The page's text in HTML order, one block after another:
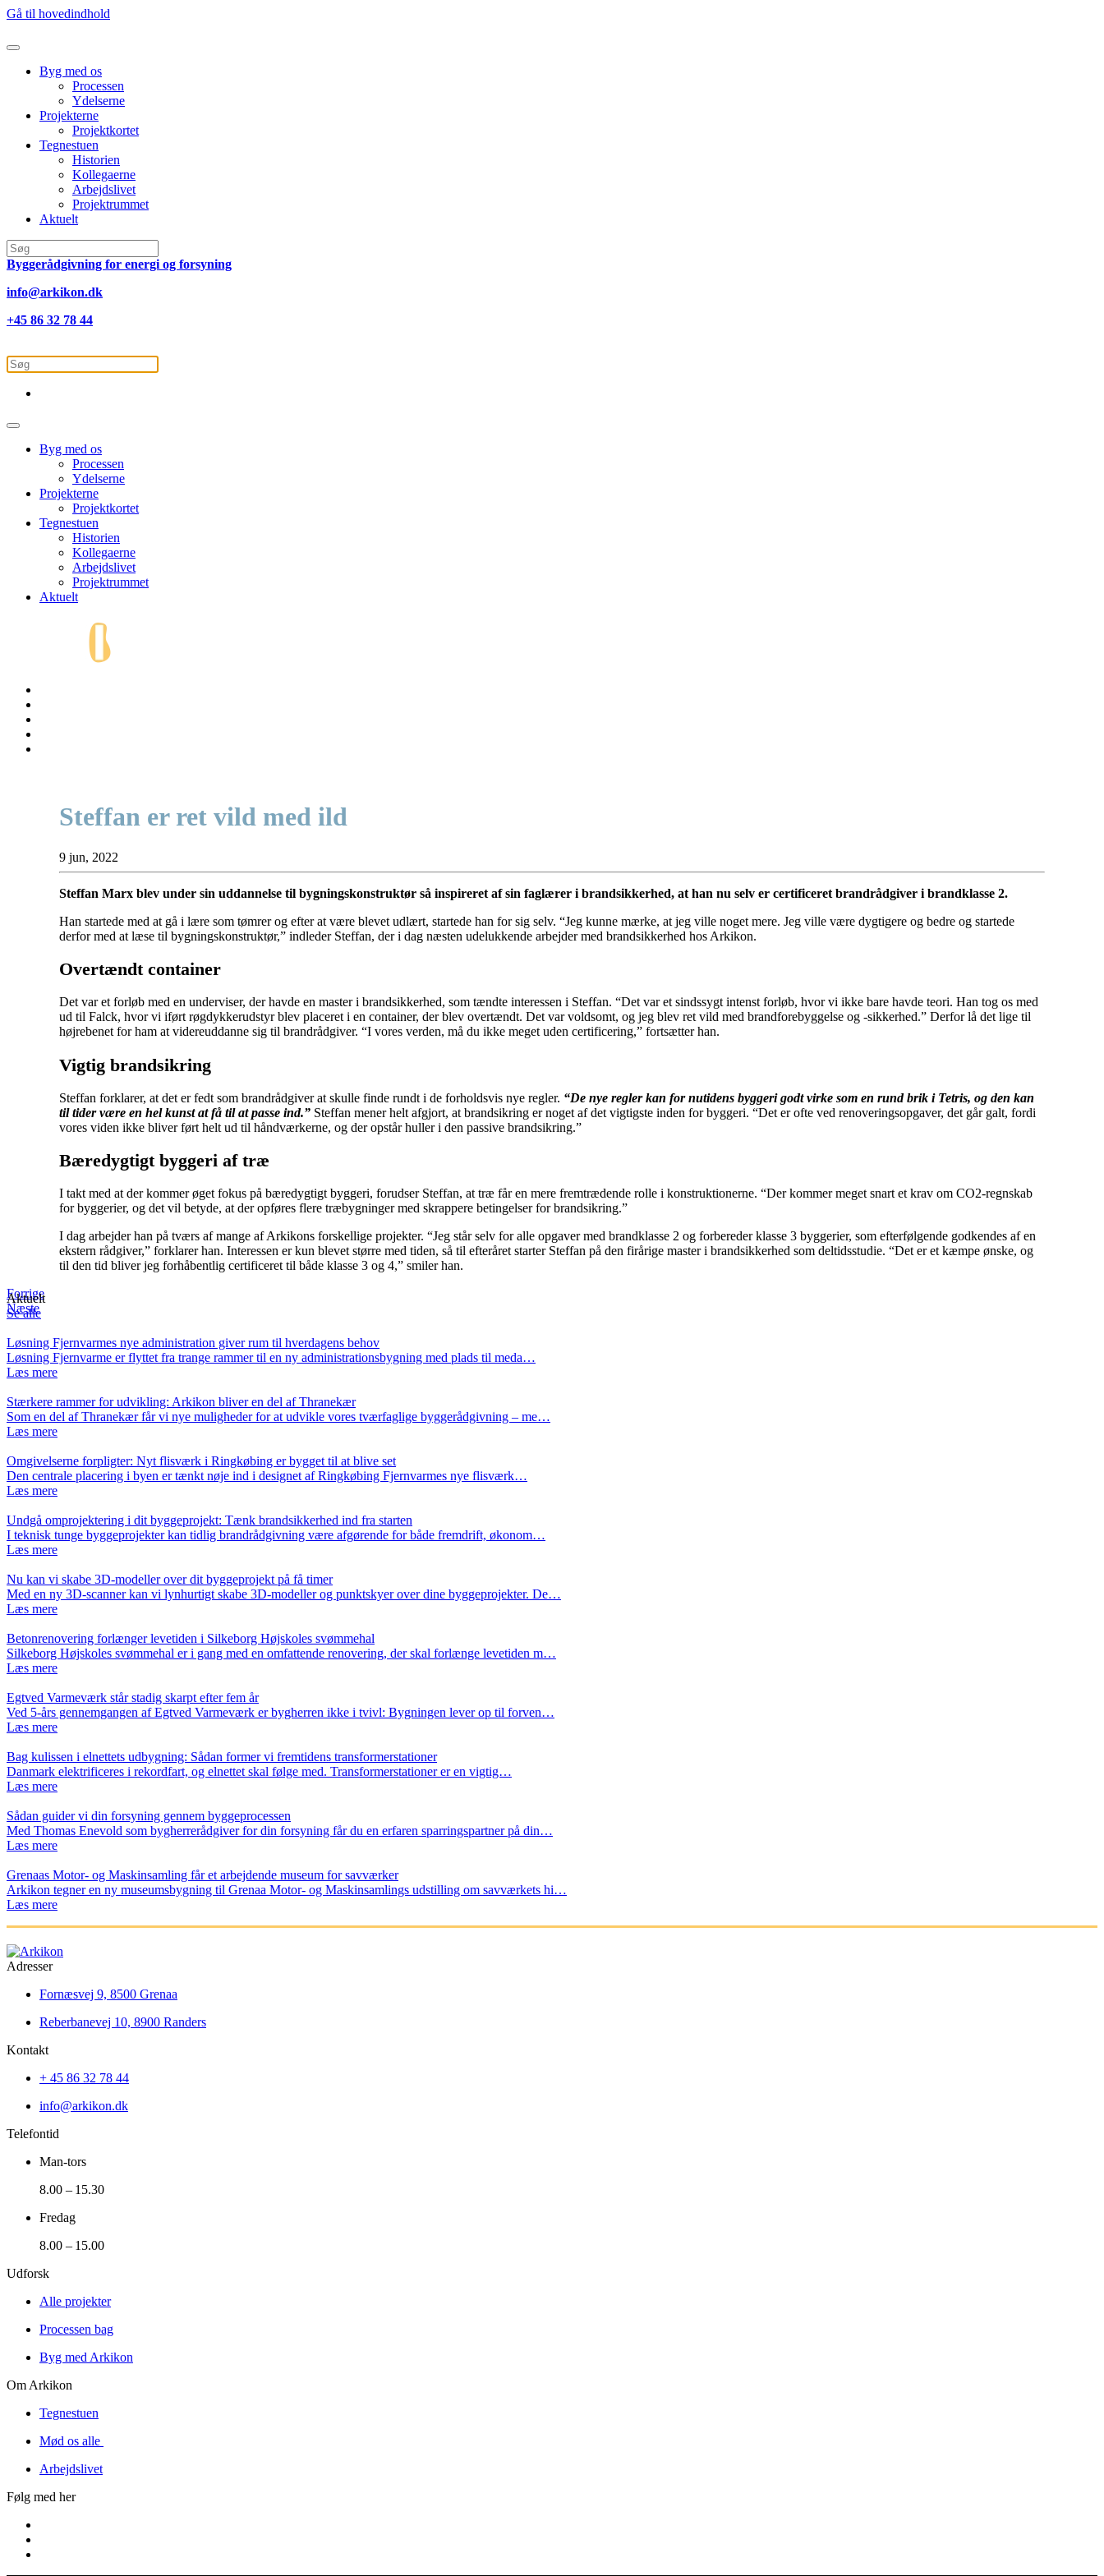
Gå til hovedindhold
Byg med os
Processen
Ydelserne
Projekterne
Projektkortet
Tegnestuen
Historien
Kollegaerne
Arbejdslivet
Projektrummet
Aktuelt
Byggerådgivning for energi og forsyning
info@arkikon.dk
+45 86 32 78 44
Byg med os
Processen
Ydelserne
Projekterne
Projektkortet
Tegnestuen
Historien
Kollegaerne
Arbejdslivet
Projektrummet
Aktuelt
Steffan er ret vild med ild
9 jun, 2022
Steffan Marx blev under sin uddannelse til bygningskonstruktør så inspireret af sin faglærer i brandsikkerhed, at han nu selv er certificeret brandrådgiver i brandklasse 2.
Han startede med at gå i lære som tømrer og efter at være blevet udlært, startede han for sig selv. “Jeg kunne mærke, at jeg ville noget mere. Jeg ville være dygtigere og bedre og startede
derfor med at læse til bygningskonstruktør,” indleder Steffan, der i dag næsten udelukkende arbejder med brandsikkerhed hos Arkikon.
Overtændt container
Det var et forløb med en underviser, der havde en master i brandsikkerhed, som tændte interessen i Steffan. “Det var et sindssygt intenst forløb, hvor vi ikke bare havde teori. Han tog os med
ud til Falck, hvor vi iført røgdykkerudstyr blev placeret i en container, der blev overtændt. Det var voldsomt, og jeg blev ret vild med brandforebyggelse og -sikkerhed.” Derfor lå det lige til
højrebenet for ham at videreuddanne sig til brandrådgiver. “I vores verden, må du ikke meget uden certificering,” fortsætter han.
Vigtig brandsikring
Steffan forklarer, at det er fedt som brandrådgiver at skulle finde rundt i de forholdsvis nye regler. “De nye regler kan for nutidens byggeri godt virke som en rund brik i Tetris, og den kan
til tider være en hel kunst at få til at passe ind.” Steffan mener helt afgjort, at brandsikring er noget af det vigtigste inden for byggeri. “Det er ofte ved renoveringsopgaver, det går galt, fordi
vores viden ikke bliver ført helt ud til håndværkerne, og der opstår huller i den passive brandsikring.”
Bæredygtigt byggeri af træ
I takt med at der kommer øget fokus på bæredygtigt byggeri, forudser Steffan, at træ får en mere fremtrædende rolle i konstruktionerne. “Der kommer meget snart et krav om CO2-regnskab
for byggerier, og det vil betyde, at der opføres flere træbygninger med skrappere betingelser for brandsikring.”
I dag arbejder han på tværs af mange af Arkikons forskellige projekter. “Jeg står selv for alle opgaver med brandklasse 2 og forbereder klasse 3 byggerier, som efterfølgende godkendes af en
ekstern rådgiver,” forklarer han. Interessen er kun blevet større med tiden, så til efteråret starter Steffan på den firårige master i brandsikkerhed som deltidsstudie. “Det er et kæmpe ønske, og
til den tid bliver jeg forhåbentlig certificeret til både klasse 3 og 4,” smiler han.
Forrige
Næste
Aktuelt
Se alle
Løsning Fjernvarmes nye administration giver rum til hverdagens behov
Løsning Fjernvarme er flyttet fra trange rammer til en ny administrationsbygning med plads til meda…
Læs mere
Stærkere rammer for udvikling: Arkikon bliver en del af Thranekær
Som en del af Thranekær får vi nye muligheder for at udvikle vores tværfaglige byggerådgivning – me…
Læs mere
Omgivelserne forpligter: Nyt flisværk i Ringkøbing er bygget til at blive set
Den centrale placering i byen er tænkt nøje ind i designet af Ringkøbing Fjernvarmes nye flisværk…
Læs mere
Undgå omprojektering i dit byggeprojekt: Tænk brandsikkerhed ind fra starten
I teknisk tunge byggeprojekter kan tidlig brandrådgivning være afgørende for både fremdrift, økonom…
Læs mere
Nu kan vi skabe 3D-modeller over dit byggeprojekt på få timer
Med en ny 3D-scanner kan vi lynhurtigt skabe 3D-modeller og punktskyer over dine byggeprojekter. De…
Læs mere
Betonrenovering forlænger levetiden i Silkeborg Højskoles svømmehal
Silkeborg Højskoles svømmehal er i gang med en omfattende renovering, der skal forlænge levetiden m…
Læs mere
Egtved Varmeværk står stadig skarpt efter fem år
Ved 5-års gennemgangen af Egtved Varmeværk er bygherren ikke i tvivl: Bygningen lever op til forven…
Læs mere
Bag kulissen i elnettets udbygning: Sådan former vi fremtidens transformerstationer
Danmark elektrificeres i rekordfart, og elnettet skal følge med. Transformerstationer er en vigtig…
Læs mere
Sådan guider vi din forsyning gennem byggeprocessen
Med Thomas Enevold som bygherrerådgiver for din forsyning får du en erfaren sparringspartner på din…
Læs mere
Grenaas Motor- og Maskinsamling får et arbejdende museum for savværker
Arkikon tegner en ny museumsbygning til Grenaa Motor- og Maskinsamlings udstilling om savværkets hi…
Læs mere
Adresser
Fornæsvej 9, 8500 Grenaa
Reberbanevej 10, 8900 Randers
Kontakt
+ 45 86 32 78 44
info@arkikon.dk
Telefontid
Man-tors
8.00 – 15.30
Fredag
8.00 – 15.00
Udforsk
Alle projekter
Processen bag
Byg med Arkikon
Om Arkikon
Tegnestuen
Mød os alle
Arbejdslivet
Følg med her